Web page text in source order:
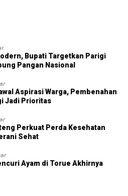
Bupati Targetkan Parigi
Pangan Nasional
Aspirasi Warga, Pembenahan
Jadi Prioritas
Perkuat Perda Kesehatan
Sehat
Ayam di Torue Akhirnya